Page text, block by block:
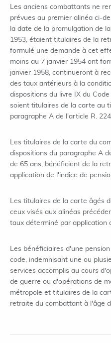
Les anciens combattants ne
prévues au premier alinéa ci-
la date de la promulgation de
1953, étaient titulaires de la
formulé une demande à cet
moins au 7 janvier 1954 ont
janvier 1958, continueront à
des taux antérieurs à la
dispositions du livre IX du
soient titulaires de la carte au
paragraphe A de l'article R.
Les titulaires de la carte du
dispositions du paragraphe A
de 65 ans, bénéficient de la
application de l'indice de
Les titulaires de la carte âgés
ceux visés aux alinéas
taux déterminé par application
Les bénéficiaires d'une
code, indemnisant une ou
services accomplis au cours
de guerre ou d'opérations de
métropole et titulaires de la
retraite du combattant à l'âge